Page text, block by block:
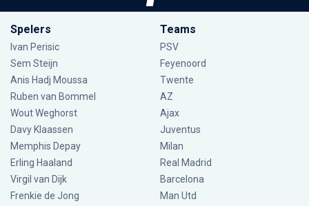
Spelers
Ivan Perisic
Sem Steijn
Anis Hadj Moussa
Ruben van Bommel
Wout Weghorst
Davy Klaassen
Memphis Depay
Erling Haaland
Virgil van Dijk
Frenkie de Jong
Teams
PSV
Feyenoord
Twente
AZ
Ajax
Juventus
Milan
Real Madrid
Barcelona
Man Utd